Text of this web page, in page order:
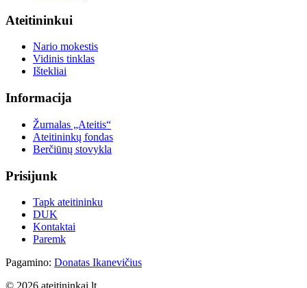
Ateitininkui
Nario mokestis
Vidinis tinklas
Ištekliai
Informacija
Žurnalas „Ateitis“
Ateitininkų fondas
Berčiūnų stovykla
Prisijunk
Tapk ateitininku
DUK
Kontaktai
Paremk
Pagamino: Donatas Ikanevičius